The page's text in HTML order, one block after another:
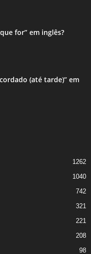
for” em inglês?
(até tarde)” em
1262
1040
742
321
221
208
98